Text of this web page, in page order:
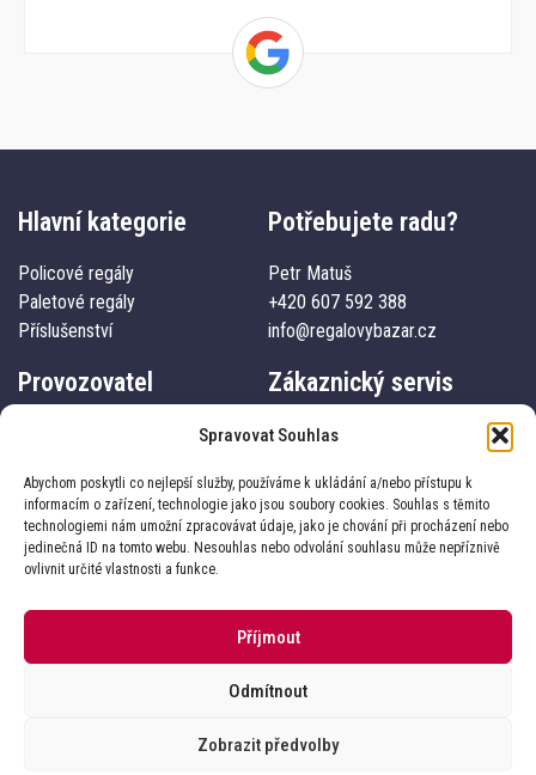
Spravovat Souhlas
Abychom poskytli co nejlepší služby, používáme k ukládání a/nebo přístupu k
informacím o zařízení, technologie jako jsou soubory cookies. Souhlas s těmito
technologiemi nám umožní zpracovávat údaje, jako je chování při procházení nebo
jedinečná ID na tomto webu. Nesouhlas nebo odvolání souhlasu může nepříznivě
ovlivnit určité vlastnosti a funkce.
Příjmout
Odmítnout
Zobrazit předvolby
Hlavní kategorie
Policové regály
Paletové regály
Příslušenství
Potřebujete radu?
Petr Matuš
+420 607 592 388
info@regalovybazar.cz
Provozovatel
332 04, Nezvěstice, 241
Zákaznický servis
Kontakty
O nás
Obchodní podmínky
Ochrana osobních údajů
RegálovýBazar.cz